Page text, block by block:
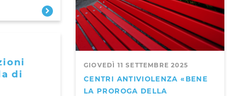
di
GIOVEDÌ 11 SETTEMBRE 2025
CENTRI ANTIVIOLENZA «BENE
LA PROROGA DELLA